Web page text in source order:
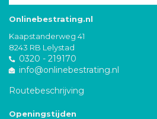
Onlinebestrating.nl
Kaapstanderweg 41
8243 RB Lelystad
0320 - 219170
info@onlinebestrating.nl
Routebeschrijving
Openingstijden